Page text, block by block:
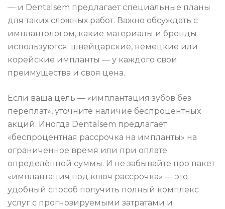
— и Dentalsem предлагает специальные планы
для таких сложных работ. Важно обсуждать с
имплантологом, какие материалы и бренды
используются: швейцарские, немецкие или
корейские импланты — у каждого свои
преимущества и своя цена.
Если ваша цель — «имплантация зубов без
переплат», уточните наличие беспроцентных
акций. Иногда Dentalsem предлагает
«беспроцентная рассрочка на импланты» на
ограниченное время или при оплате
определённой суммы. И не забывайте про пакет
«имплантация под ключ рассрочка» — это
удобный способ получить полный комплекс
услуг с прогнозируемыми затратами и